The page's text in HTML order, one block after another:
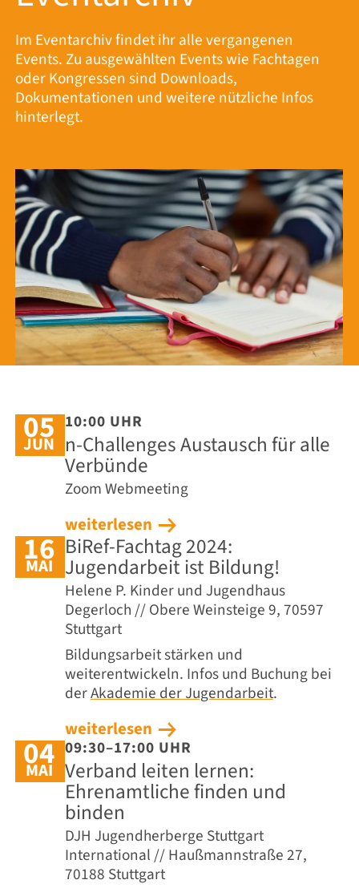
Im Eventarchiv findet ihr alle vergangenen
Events. Zu ausgewählten Events wie Fachtagen
oder Kongressen sind Downloads,
Dokumentationen und weitere nützliche Infos
hinterlegt.
05
JUN
10:00 UHR
n-Challenges Austausch für alle
Verbünde
Zoom Webmeeting
weiterlesen
16
MAI
BiRef-Fachtag 2024:
Jugendarbeit ist Bildung!­
Helene P. Kinder und Jugendhaus
Degerloch // Obere Weinsteige 9, 70597
Stuttgart
Bildungsarbeit stärken und
weiterentwickeln. Infos und Buchung bei
derAkademie der Jugendarbeit.
weiterlesen
04
MAI
09:30–17:00 UHR
Verband leiten lernen:
Ehrenamtliche finden und
binden
DJH Jugendherberge Stuttgart
International // Haußmannstraße 27,
70188 Stuttgart